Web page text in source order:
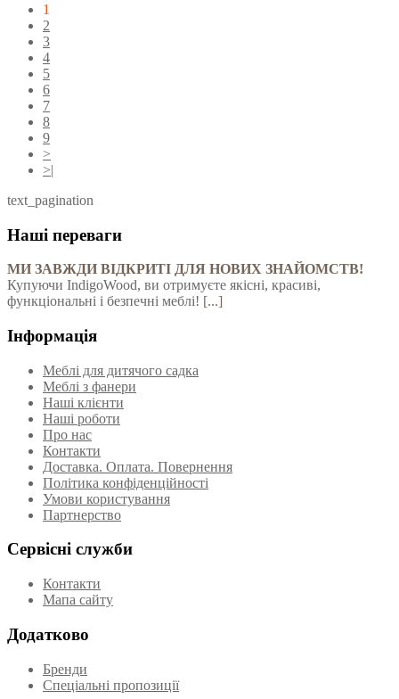
1
2
3
4
5
6
7
8
9
>
>|
text_pagination
Наші переваги
МИ ЗАВЖДИ ВІДКРИТІ ДЛЯ НОВИХ ЗНАЙОМСТВ!
Купуючи IndigoWood, ви отримуєте якісні, красиві,
функціональні і безпечні меблі! [...]
Інформація
Меблі для дитячого садка
Меблі з фанери
Наші клієнти
Наші роботи
Про нас
Контакти
Доставка. Оплата. Повернення
Політика конфіденційності
Умови користування
Партнерство
Сервісні служби
Контакти
Мапа сайту
Додатково
Бренди
Спеціальні пропозиції